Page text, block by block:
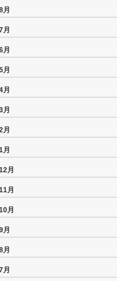
月
月
月
月
月
月
月
月
月
月
月
月
月
月